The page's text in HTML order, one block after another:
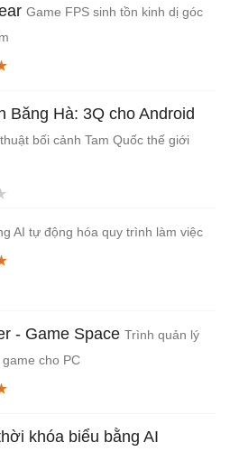
Game FPS sinh tồn kinh dị góc
Băng Hà: 3Q cho Android
bối cảnh Tam Quốc thế giới
AI tự động hóa quy trình làm việc
- Game Space Trình quản lý
cho PC
khóa biểu bằng AI